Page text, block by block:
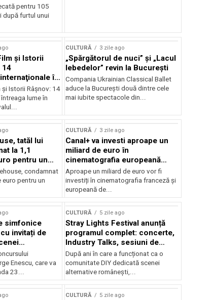
pentru 105
după furtul unui
şi Istorii
14
în
şi Istorii Râşnov: 14
lume în
CULTURĂ 3 zile ago
„Spărgătorul de nuci” și „Lacul
lebedelor” revin la București
Compania Ukrainian Classical Ballet
aduce la București două dintre cele
mai iubite spectacole din...
tatăl lui
la 1,1
pentru un
condamnat
euro pentru un
CULTURĂ 3 zile ago
Canal+ va investi aproape un
miliard de euro în
cinematografia europeană
până în 2032
Aproape un miliard de euro vor fi
investiți în cinematografia franceză și
europeană de...
simfonice
invitați de
ansambluri
de
2026
Enescu, care va
23...
CULTURĂ 5 zile ago
Stray Lights Festival anunță
programul complet: concerte,
Industry Talks, sesiuni de
audiție și noi opțiuni de
participare pentru public
După ani în care a funcționat ca o
comunitate DIY dedicată scenei
alternative românești,...
CULTURĂ 5 zile ago